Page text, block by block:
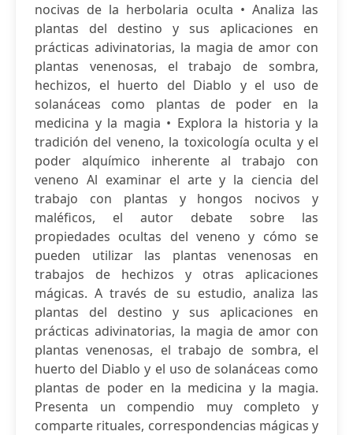
nocivas de la herbolaria oculta • Analiza las
plantas del destino y sus aplicaciones en
prácticas adivinatorias, la magia de amor con
plantas venenosas, el trabajo de sombra,
hechizos, el huerto del Diablo y el uso de
solanáceas como plantas de poder en la
medicina y la magia • Explora la historia y la
tradición del veneno, la toxicología oculta y el
poder alquímico inherente al trabajo con
veneno Al examinar el arte y la ciencia del
trabajo con plantas y hongos nocivos y
maléficos, el autor debate sobre las
propiedades ocultas del veneno y cómo se
pueden utilizar las plantas venenosas en
trabajos de hechizos y otras aplicaciones
mágicas. A través de su estudio, analiza las
plantas del destino y sus aplicaciones en
prácticas adivinatorias, la magia de amor con
plantas venenosas, el trabajo de sombra, el
huerto del Diablo y el uso de solanáceas como
plantas de poder en la medicina y la magia.
Presenta un compendio muy completo y
comparte rituales, correspondencias mágicas y